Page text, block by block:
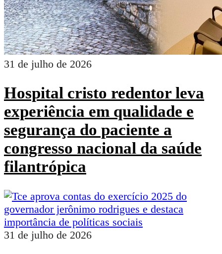
31 de julho de 2026
Hospital cristo redentor leva
experiência em qualidade e
segurança do paciente a
congresso nacional da saúde
filantrópica
31 de julho de 2026